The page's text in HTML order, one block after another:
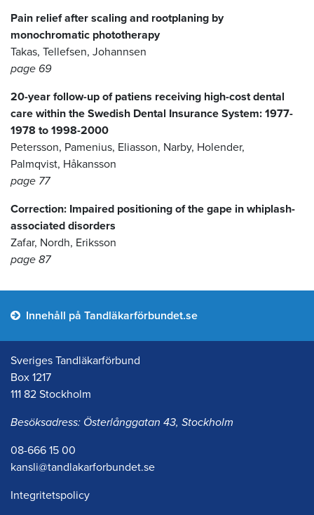
Pain relief after scaling and rootplaning by
monochromatic phototherapy
Takas, Tellefsen, Johannsen
page 69
20-year follow-up of patiens receiving high-cost dental
care within the Swedish Dental Insurance System: 1977-
1978 to 1998-2000
Petersson, Pamenius, Eliasson, Narby, Holender,
Palmqvist, Håkansson
page 77
Correction: Impaired positioning of the gape in whiplash-
associated disorders
Zafar, Nordh, Eriksson
page 87
Innehåll på Tandläkarförbundet.se
Sveriges Tandläkarförbund
Box 1217
111 82 Stockholm
Besöksadress: Österlånggatan 43, Stockholm
08-666 15 00
kansli@tandlakarforbundet.se
Integritetspolicy